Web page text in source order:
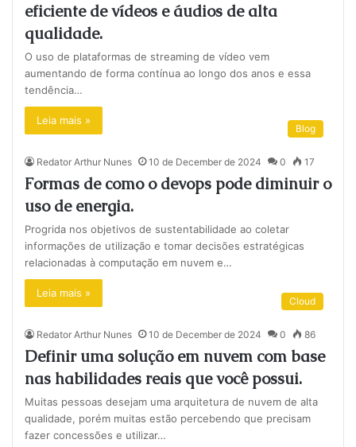
eficiente de vídeos e áudios de alta
qualidade.
O uso de plataformas de streaming de vídeo vem
aumentando de forma contínua ao longo dos anos e essa
tendência…
Leia mais »
Blog
Redator Arthur Nunes 10 de December de 2024 0 17
Formas de como o devops pode diminuir o
uso de energia.
Progrida nos objetivos de sustentabilidade ao coletar
informações de utilização e tomar decisões estratégicas
relacionadas à computação em nuvem e…
Leia mais »
Cloud
Redator Arthur Nunes 10 de December de 2024 0 86
Definir uma solução em nuvem com base
nas habilidades reais que você possui.
Muitas pessoas desejam uma arquitetura de nuvem de alta
qualidade, porém muitas estão percebendo que precisam
fazer concessões e utilizar…